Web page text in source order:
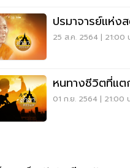
ปรมาจารย์แห่ง
25 ส.ค. 2564 | 21:00
หนทางชีวิตที่แต
01 ก.ย. 2564 | 21:00